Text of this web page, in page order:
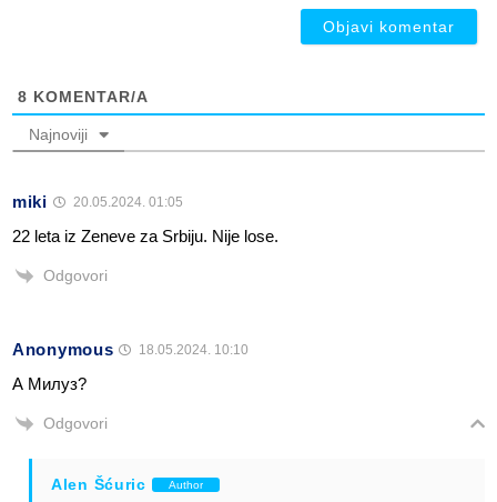
8 KOMENTAR/A
Najnoviji
miki 20.05.2024. 01:05
22 leta iz Zeneve za Srbiju. Nije lose.
Odgovori
Anonymous 18.05.2024. 10:10
А Милуз?
Odgovori
Alen Šćuric Author